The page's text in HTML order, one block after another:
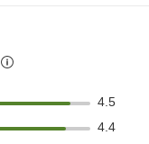
4.5
4.4